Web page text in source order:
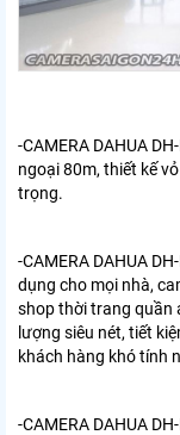
-CAMERA DAHUA
ngoại 80m, thiết kế
trọng.
-CAMERA DAHUA
dụng cho mọi nhà,
shop thời trang quần
lượng siêu nét, tiết
khách hàng khó tính
-CAMERA DAHUA